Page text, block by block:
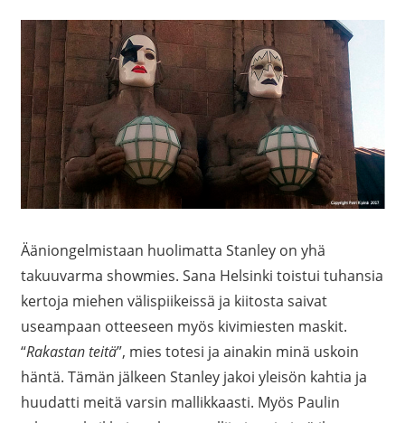
Ääniongelmistaan huolimatta Stanley on yhä
takuuvarma showmies. Sana Helsinki toistui tuhansia
kertoja miehen välispiikeissä ja kiitosta saivat
useampaan otteeseen myös kivimiesten maskit.
“Rakastan teitä”, mies totesi ja ainakin minä uskoin
häntä. Tämän jälkeen Stanley jakoi yleisön kahtia ja
huudatti meitä varsin mallikkaasti. Myös Paulin